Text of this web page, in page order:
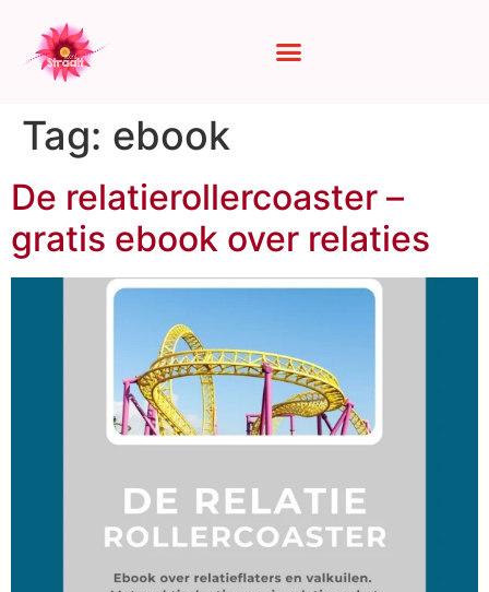
Tag: ebook
De relatierollercoaster –
gratis ebook over relaties